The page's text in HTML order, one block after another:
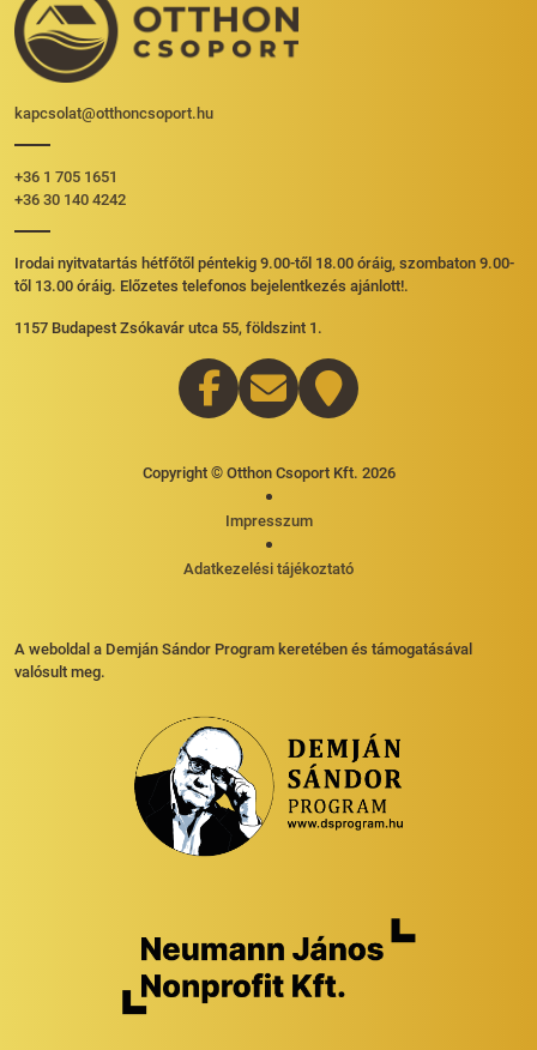
kapcsolat@otthoncsoport.hu
+36 1 705 1651
+36 30 140 4242
Irodai nyitvatartás hétfőtől péntekig 9.00-től 18.00 óráig, szombaton 9.00-
től 13.00 óráig. Előzetes telefonos bejelentkezés ajánlott!.
1157 Budapest Zsókavár utca 55, földszint 1.
Copyright © Otthon Csoport Kft. 2026
Impresszum
Adatkezelési tájékoztató
A weboldal a Demján Sándor Program keretében és támogatásával
valósult meg.